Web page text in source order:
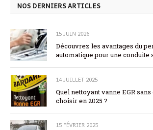
NOS DERNIERS ARTICLES
15 JUIN 2026
Découvrez les avantages du
automatique pour une
14 JUILLET 2025
Quel nettoyant vanne EGR
choisir en 2025 ?
15 FÉVRIER 2025